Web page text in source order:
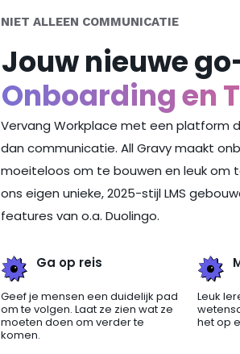
NIET ALLEEN COMMUNICATIE
Jouw nieuwe
Onboarding en
Vervang Workplace met een platform
dan communicatie. All Gravy maakt
moeiteloos om te bouwen en leuk om
ons eigen unieke, 2025-stijl LMS
features van o.a. Duolingo.
Ga op reis
Geef je mensen een duidelijk pad
om te volgen. Laat ze zien wat ze
moeten doen om verder te
komen.
Leuk
het op